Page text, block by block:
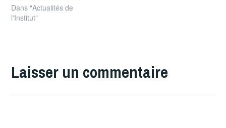
Dans "Actualités de
l'Institut"
Laisser un commentaire